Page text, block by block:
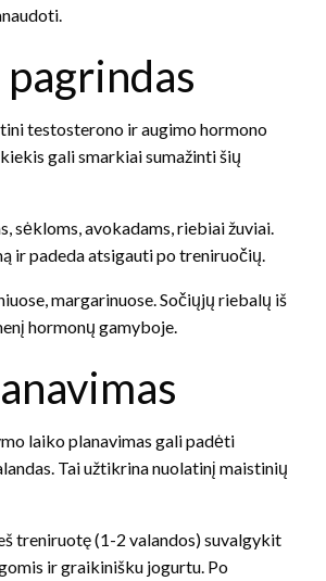
testosterono ir augimo hormono
gali smarkiai sumažinti šių
sėkloms, avokadams, riebiai žuviai.
ir padeda atsigauti po treniruočių.
margarinuose. Sočiųjų riebalų iš
hormonų gamyboje.
laiko planavimas gali padėti
Tai užtikrina nuolatinį maistinių
treniruotę (1-2 valandos) suvalgykit
ir graikinišku jogurtu. Po